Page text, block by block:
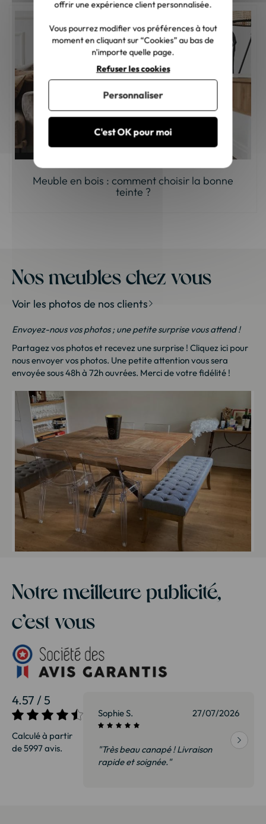
Meuble en bois : comment choisir la bonne
teinte ?
Nos meubles chez vous
Voir les photos de nos clients
Envoyez-nous vos photos ; une petite surprise vous attend !
Partagez vos photos et recevez une surprise ! Cliquez ici pour
nous envoyer vos photos. Une petite attention vous sera
envoyée sous 48h à 72h ouvrées. Merci de votre fidélité !
Notre meilleure publicité,
c’est vous
4.57 / 5
Calculé à partir
de 5997 avis.
27/07/2026 Sophie S. 27/07/2026
"Très beau canapé ! Livraison
rapide et soignée."
offrir une expérience client personnalisée.
Vous pourrez modifier vos préférences à tout
moment en cliquant sur “Cookies” au bas de
n'importe quelle page.
C'est OK pour moi
Refuser les cookies
Personnaliser